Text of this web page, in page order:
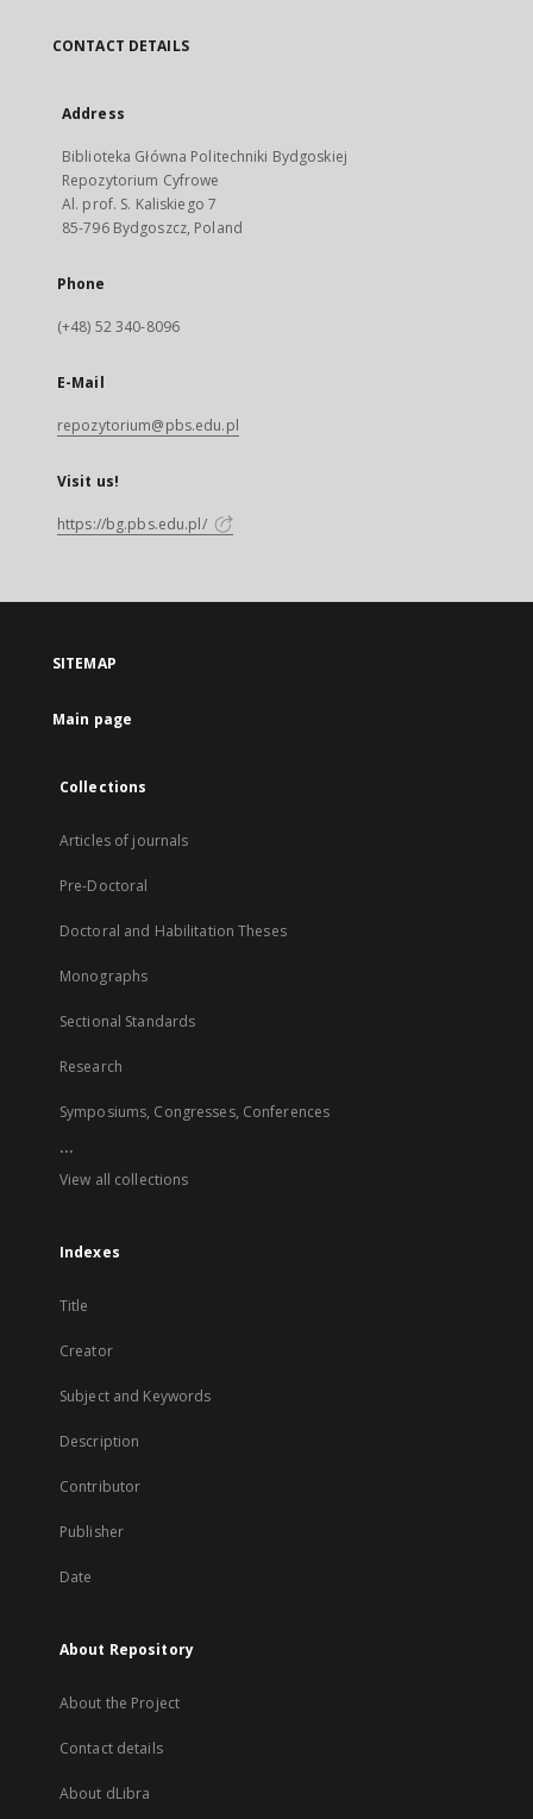
CONTACT DETAILS
Address
Biblioteka Główna Politechniki Bydgoskiej
Repozytorium Cyfrowe
Al. prof. S. Kaliskiego 7
85-796 Bydgoszcz, Poland
Phone
(+48) 52 340-8096
E-Mail
repozytorium@pbs.edu.pl
Visit us!
https://bg.pbs.edu.pl/
SITEMAP
Main page
Collections
Articles of journals
Pre-Doctoral
Doctoral and Habilitation Theses
Monographs
Sectional Standards
Research
Symposiums, Congresses, Conferences
...
View all collections
Indexes
Title
Creator
Subject and Keywords
Description
Contributor
Publisher
Date
About Repository
About the Project
Contact details
About dLibra